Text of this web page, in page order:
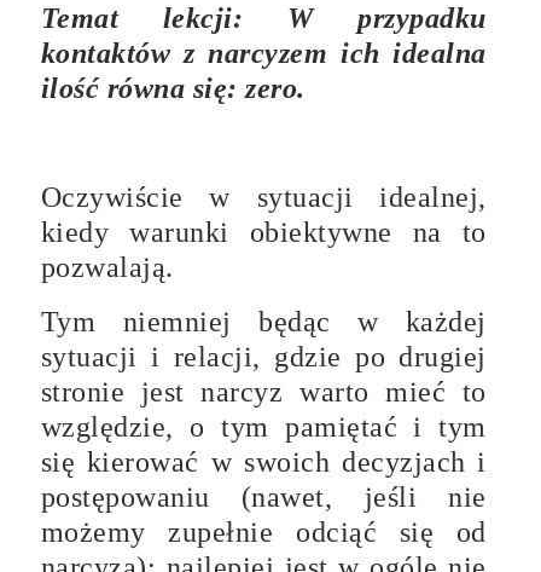
Temat lekcji: W przypadku
kontaktów z narcyzem ich idealna
ilość równa się: zero.
Oczywiście w sytuacji idealnej,
kiedy warunki obiektywne na to
pozwalają.
Tym niemniej będąc w każdej
sytuacji i relacji, gdzie po drugiej
stronie jest narcyz warto mieć to
względzie, o tym pamiętać i tym
się kierować w swoich decyzjach i
postępowaniu (nawet, jeśli nie
możemy zupełnie odciąć się od